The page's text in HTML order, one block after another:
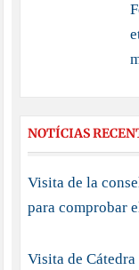
NOTÍCIAS
Visita de la
para comprobar
Visita de